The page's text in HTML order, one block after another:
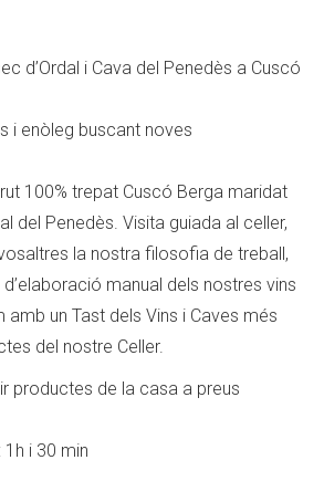
d’Ordal i Cava del Penedès a Cuscó
i enòleg buscant noves
100% trepat Cuscó Berga maridat
del Penedès. Visita guiada al celler,
la nostra filosofia de treball,
manual dels nostres vins
un Tast dels Vins i Caves més
del nostre Celler.
productes de la casa a preus
1h i 30 min